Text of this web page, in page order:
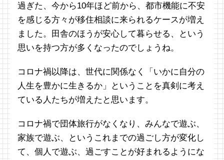
過ぎた、今から10年ほど前から、都市機能に不安
を感じる方々が移住相談に来られるケースが増え
ました。田舎のほうが安心して暮らせる、という
思いを持つ方が多くなったのでしょうね。
コロナ禍以降は、世代に関係なく「いかに自分の
人生を豊かに生きるか」ということを真剣に考え
ている人たちが増えたと思います。
コロナ禍で団体旅行がなくなり、みんなで遊ぶ、
家族で遊ぶ、というこれまでの過ごし方が変化し
て、個人で遊ぶ、過ごすことが好まれるようにな